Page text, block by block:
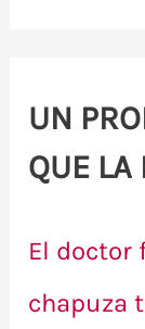
UN
QUE LA
El doctor
chapuza